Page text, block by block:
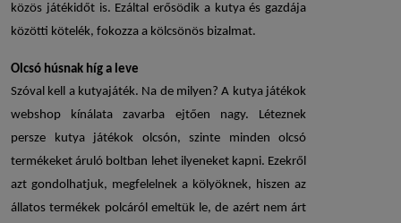
közös játékidőt is. Ezáltal erősödik a kutya és gazdája
közötti kötelék, fokozza a kölcsönös bizalmat.
Olcsó húsnak híg a leve
Szóval kell a kutyajáték. Na de milyen? A kutya játékok
webshop kínálata zavarba ejtően nagy. Léteznek
persze
kutya játékok olcsón, szinte minden olcsó
termékeket áruló boltban lehet ilyeneket kapni. Ezekről
azt gondolhatjuk, megfelelnek a kölyöknek, hiszen az
állatos termékek polcáról emeltük le, de azért nem árt